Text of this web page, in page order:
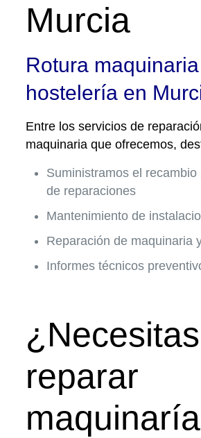
Murcia
Rotura
hostelería en
Entre los servicios de
maquinaria que ofrecemos,
Suministramos el
de reparaciones
Mantenimiento de
Reparación de maquinaria
Informes técnicos
¿Necesitas
reparar